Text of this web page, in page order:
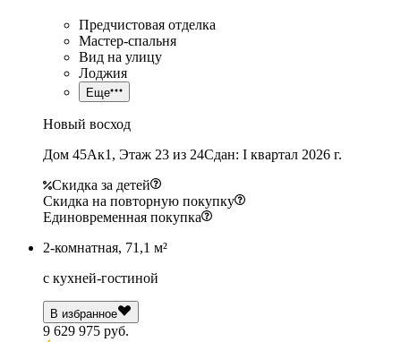
Предчистовая отделка
Мастер-спальня
Вид на улицу
Лоджия
Еще
Новый восход
Дом 45Ак1, Этаж 23 из 24Сдан: I квартал 2026 г.
Скидка за детей
Скидка на повторную покупку
Единовременная покупка
2-комнатная, 71,1 м²
с кухней-гостиной
В избранное
9 629 975 руб.